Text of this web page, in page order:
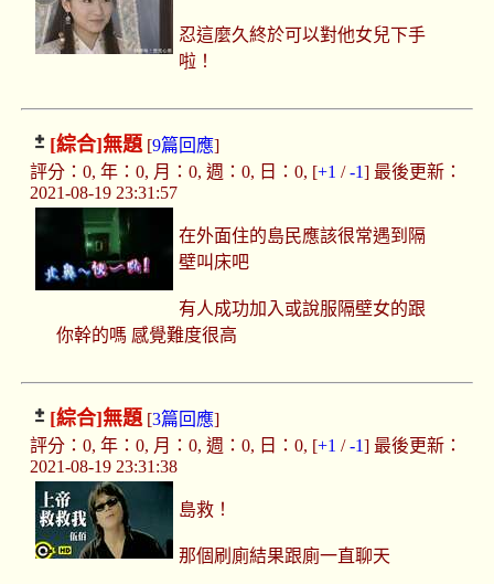
忍這麼久終於可以對他女兒下手
啦！
[綜合]無題[9篇回應]
評分：0, 年：0, 月：0, 週：0, 日：0, [+1 /-1] 最後更新：
2021-08-19 23:31:57
在外面住的島民應該很常遇到隔
壁叫床吧
有人成功加入或說服隔壁女的跟
你幹的嗎 感覺難度很高
[綜合]無題[3篇回應]
評分：0, 年：0, 月：0, 週：0, 日：0, [+1 /-1] 最後更新：
2021-08-19 23:31:38
島救！
那個刷廁結果跟廁一直聊天